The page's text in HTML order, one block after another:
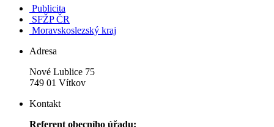
Publicita
SFŽP ČR
Moravskoslezský kraj
Adresa
Nové Lublice 75
749 01 Vítkov
Kontakt
Referent obecního úřadu: